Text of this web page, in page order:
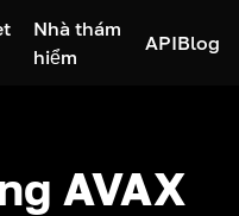
Nhà thám
hiểm
APIBlog
AVAX